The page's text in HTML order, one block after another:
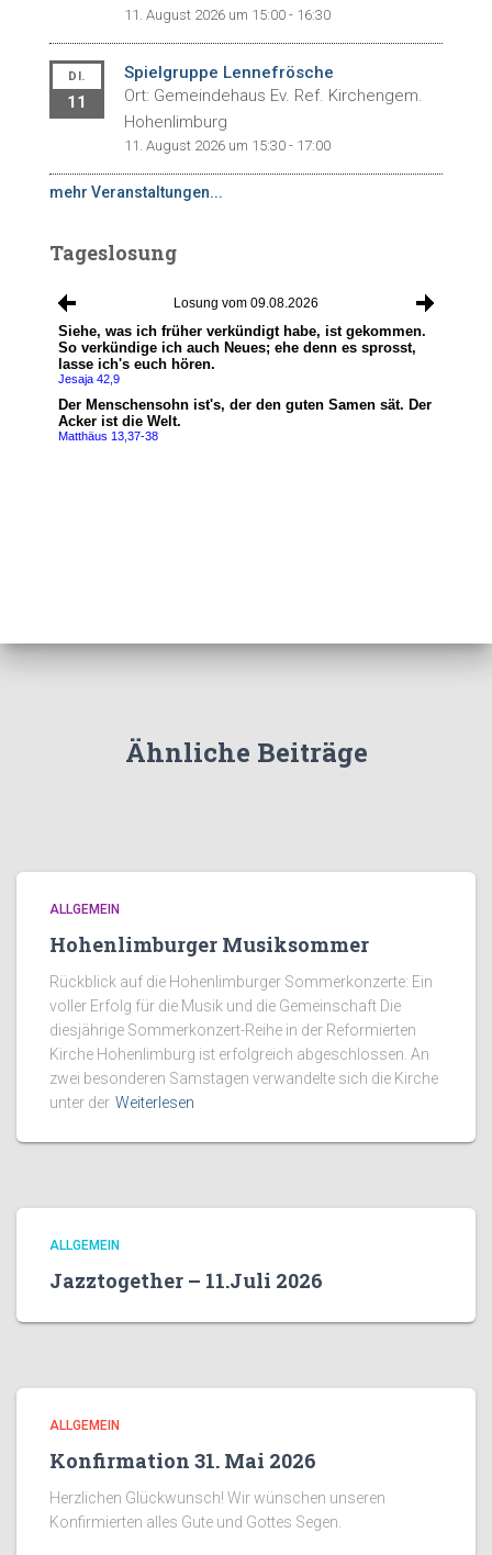
11. August 2026 um 15:00 - 16:30
DI.
11
Spielgruppe Lennefrösche
Ort: Gemeindehaus Ev. Ref. Kirchengem.
Hohenlimburg
11. August 2026 um 15:30 - 17:00
mehr Veranstaltungen...
Tageslosung
Ähnliche Beiträge
ALLGEMEIN
Hohenlimburger Musiksommer
Rückblick auf die Hohenlimburger Sommerkonzerte: Ein
voller Erfolg für die Musik und die Gemeinschaft Die
diesjährige Sommerkonzert-Reihe in der Reformierten
Kirche Hohenlimburg ist erfolgreich abgeschlossen. An
zwei besonderen Samstagen verwandelte sich die Kirche
unter der Weiterlesen
ALLGEMEIN
Jazztogether – 11.Juli 2026
ALLGEMEIN
Konfirmation 31. Mai 2026
Herzlichen Glückwunsch! Wir wünschen unseren
Konfirmierten alles Gute und Gottes Segen.